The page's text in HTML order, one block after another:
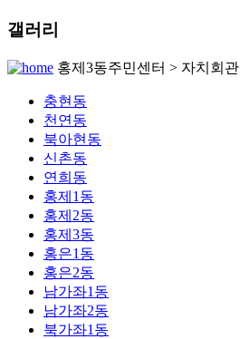
갤러리
홍제3동주민센터 > 자치회관
충현동
천연동
북아현동
신촌동
연희동
홍제1동
홍제2동
홍제3동
홍은1동
홍은2동
남가좌1동
남가좌2동
북가좌1동